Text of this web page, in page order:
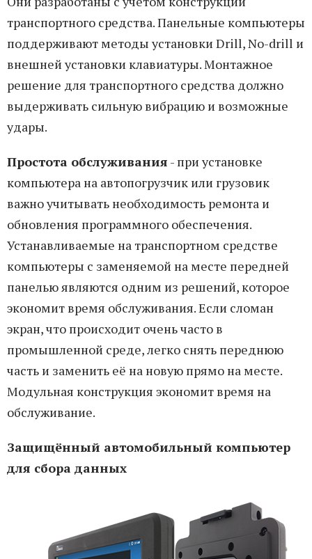
транспортного средства. Панельные компьютеры
поддерживают методы установки Drill, No-drill и
внешней установки клавиатуры. Монтажное
решение для транспортного средства должно
выдерживать сильную вибрацию и возможные
удары.
Простота обслуживания - при установке
компьютера на автопогрузчик или грузовик
важно учитывать необходимость ремонта и
обновления программного обеспечения.
Устанавливаемые на транспортном средстве
компьютеры с заменяемой на месте передней
панелью являются одним из решений, которое
экономит время обслуживания. Если сломан
экран, что происходит очень часто в
промышленной среде, легко снять переднюю
часть и заменить её на новую прямо на месте.
Модульная конструкция экономит время на
обслуживание.
Защищённый автомобильный компьютер
для сбора данных